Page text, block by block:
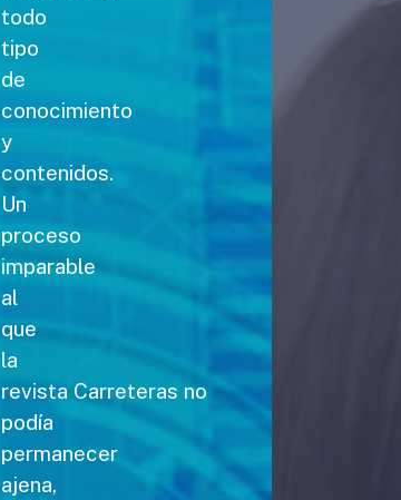
todo
tipo
de
conocimiento
y
contenidos.
Un
proceso
imparable
al
que
la
revista Carreteras no
podía
permanecer
ajena,